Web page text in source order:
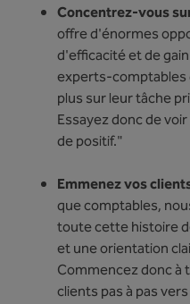
Concentrez-vous
offre d'énormes
d'efficacité et de
experts-comptables
plus sur leur tâche
Essayez donc de
de positif."
Emmenez vos
que comptables,
toute cette histoire
et une orientation
Commencez donc à
clients pas à pas